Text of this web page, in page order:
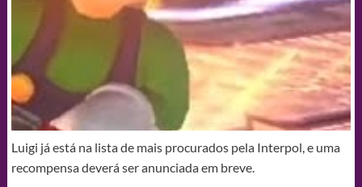
Luigi já está na lista de mais procurados pela Interpol, e uma
recompensa deverá ser anunciada em breve.